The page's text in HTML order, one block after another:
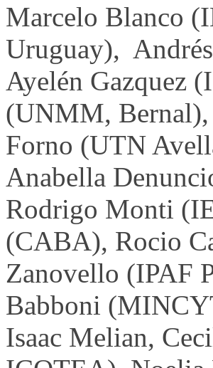
Marcelo Blanco
Uruguay),
Ayelén Gazquez
(UNMM, Bernal),
Forno (UTN
Anabella
Rodrigo Monti
(CABA), Rocio
Zanovello (IPAF
Babboni
Isaac Melian,